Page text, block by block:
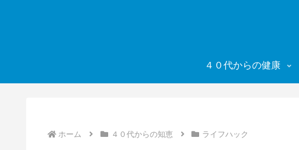
４０代からの健康
ホーム ４０代からの知恵 ライフハック